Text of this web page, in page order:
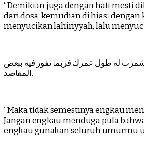
“Demikian juga dengan hati mesti
dari dosa, kemudian di hiasi
menyucikan lahiriyyah, lalu
شمرت له طول عمرك فربما تفوز فيه ببعض
المقاصد.
“Maka tidak semestinya engkau
Jangan engkau menduga pula
engkau gunakan seluruh umurmu